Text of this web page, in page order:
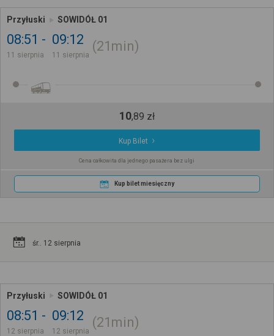
Przyłuski SOWIDÓŁ 01
08:51
11 sierpnia
09:12
11 sierpnia
21min
10,89 zł
Kup Bilet
Cena całkowita dla jednego pasażera bez ulgi
Kup bilet miesięczny
śr.. 12 sierpnia
Przyłuski SOWIDÓŁ 01
08:51
12 sierpnia
09:12
12 sierpnia
21min